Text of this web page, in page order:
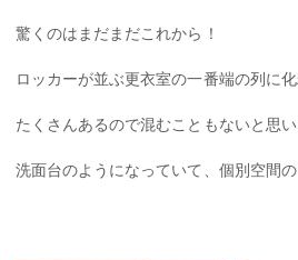
驚くのはまだまだこれから！
ロッカーが並ぶ更衣室の一番端の列に
たくさんあるので混むこともないと思い
洗面台のようになっていて、個別空間の